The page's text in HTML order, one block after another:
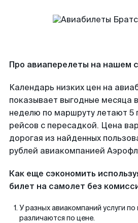
Про авиаперелеты на нашем
Календарь низких цен на
показывает выгодные месяца
неделю по маршруту летают 5
рейсов с пересадкой. Цена
дорогая из найденных
рублей авиакомпанией
Как еще сэкономить
билет на самолет без
У разных авиакомпаний услуги по
различаются по цене.